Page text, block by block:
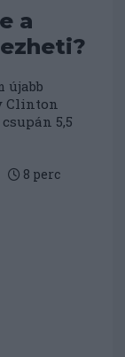
a
újabb
Clinton
5,5
8 perc